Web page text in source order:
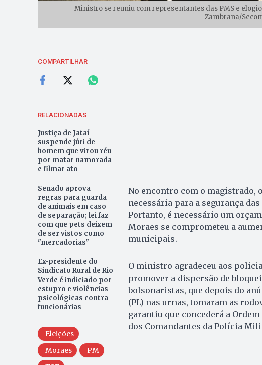
Ministro se reuniu com representantes das PMS e
Zambrana/
COMPARTILHAR
RELACIONADAS
Justiça de Jataí
suspende júri de
homem que virou réu
por matar namorada
e filmar ato
Senado aprova
regras para guarda
de animais em caso
de separação; lei faz
com que pets deixem
de ser vistos como
"mercadorias"
Ex-presidente do
Sindicato Rural de Rio
Verde é indiciado por
estupro e violências
psicológicas contra
funcionárias
Eleições
Moraes
PM
No encontro com o magistrado,
necessária para a segurança
Portanto, é necessário um
Moraes se comprometeu a
municipais.
O ministro agradeceu aos
promover a dispersão de
bolsonaristas, que depois do
(PL) nas urnas, tomaram as
garantiu que concederá a
dos Comandantes da Polícia